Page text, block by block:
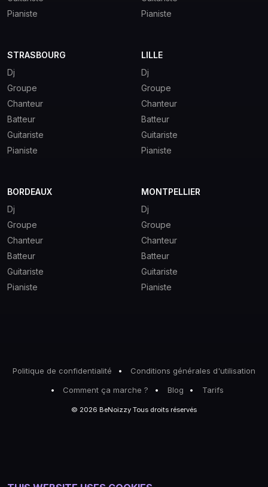
Pianiste
Pianiste
STRASBOURG
Dj
Groupe
Chanteur
Batteur
Guitariste
Pianiste
LILLE
Dj
Groupe
Chanteur
Batteur
Guitariste
Pianiste
BORDEAUX
Dj
Groupe
Chanteur
Batteur
Guitariste
Pianiste
MONTPELLIER
Dj
Groupe
Chanteur
Batteur
Guitariste
Pianiste
Politique de confidentialité
Conditions générales d'utilisation
Comment ça marche ?
Blog Tarifs
© 2026 BeNoizzy Tous droits réservés